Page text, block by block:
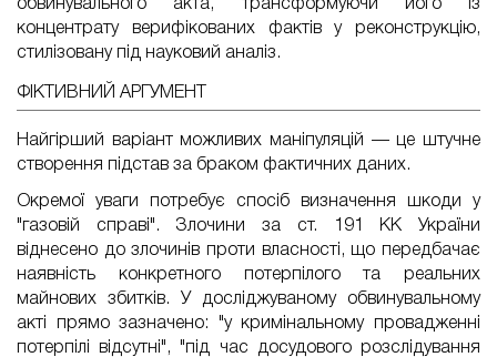
обвинувального акта, трансформуючи його із
концентрату верифікованих фактів у реконструкцію,
стилізовану під науковий аналіз.
ФІКТИВНИЙ АРГУМЕНТ
Найгірший варіант можливих маніпуляцій — це штучне
створення підстав за браком фактичних даних.
Окремої уваги потребує спосіб визначення шкоди у
"газовій справі". Злочини за ст. 191 КК України
віднесено до злочинів проти власності, що передбачає
наявність конкретного потерпілого та реальних
майнових збитків. У досліджуваному обвинувальному
акті прямо зазначено: "у кримінальному провадженні
потерпілі відсутні", "під час досудового розслідування